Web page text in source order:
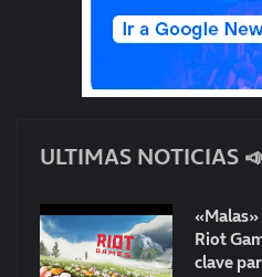
ULTIMAS NOTICIAS
Riot
clave